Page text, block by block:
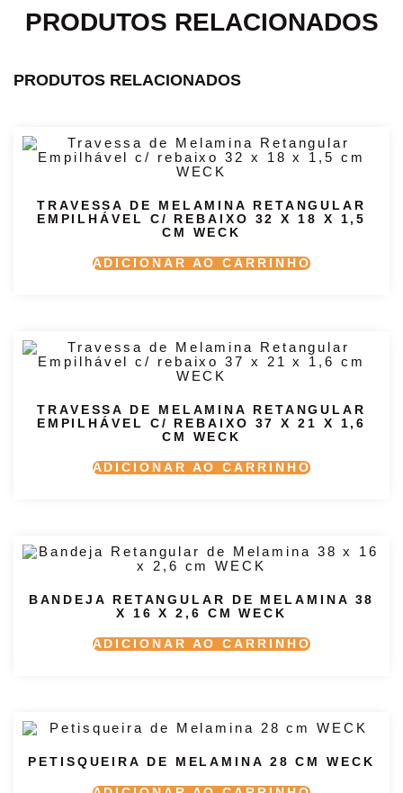
PRODUTOS RELACIONADOS
PRODUTOS RELACIONADOS
TRAVESSA DE MELAMINA RETANGULAR
EMPILHÁVEL C/ REBAIXO 32 X 18 X 1,5
CM WECK
ADICIONAR AO CARRINHO
TRAVESSA DE MELAMINA RETANGULAR
EMPILHÁVEL C/ REBAIXO 37 X 21 X 1,6
CM WECK
ADICIONAR AO CARRINHO
BANDEJA RETANGULAR DE MELAMINA 38
X 16 X 2,6 CM WECK
ADICIONAR AO CARRINHO
PETISQUEIRA DE MELAMINA 28 CM WECK